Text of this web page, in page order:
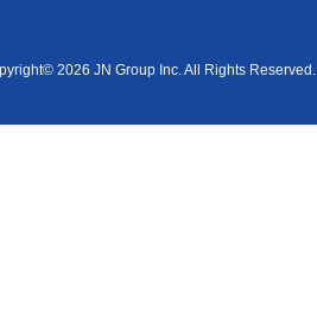
2026 JN Group Inc. All Rights Reserved.